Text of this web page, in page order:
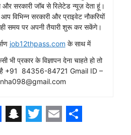
और सरकारी जॉब से रिलेटेड न्यूज़ देता हूं।
विभिन्न सरकारी और प्राइवेट नौकरियों
समय पर अपनी तैयारी शुरू कर सकेंगे।
job12thpass.com के साथ में
भी प्रकार के विज्ञापन देना चाहते हो तो
+91 84356-84721 Gmail ID –